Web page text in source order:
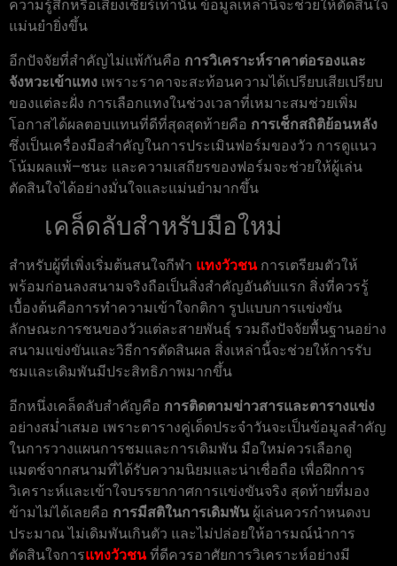
ความรู้สึกหรือเสียงเชียร์เท่านั้น ข้อมูลเหล่านี้จะช่วยให้ตัดสินใจ
แม่นยำยิ่งขึ้น
อีกปัจจัยที่สำคัญไม่แพ้กันคือ การวิเคราะห์ราคาต่อรองและ
จังหวะเข้าแทง เพราะราคาจะสะท้อนความได้เปรียบเสียเปรียบ
ของแต่ละฝั่ง การเลือกแทงในช่วงเวลาที่เหมาะสมช่วยเพิ่ม
โอกาสได้ผลตอบแทนที่ดีที่สุดสุดท้ายคือ การเช็กสถิติย้อนหลัง
ซึ่งเป็นเครื่องมือสำคัญในการประเมินฟอร์มของวัว การดูแนว
โน้มผลแพ้–ชนะ และความเสถียรของฟอร์มจะช่วยให้ผู้เล่น
ตัดสินใจได้อย่างมั่นใจและแม่นยำมากขึ้น
เคล็ดลับสำหรับมือใหม่
สำหรับผู้ที่เพิ่งเริ่มต้นสนใจกีฬา แทงวัวชนการเตรียมตัวให้
พร้อมก่อนลงสนามจริงถือเป็นสิ่งสำคัญอันดับแรก สิ่งที่ควรรู้
เบื้องต้นคือการทำความเข้าใจกติกา รูปแบบการแข่งขัน
ลักษณะการชนของวัวแต่ละสายพันธุ์ รวมถึงปัจจัยพื้นฐานอย่าง
สนามแข่งขันและวิธีการตัดสินผล สิ่งเหล่านี้จะช่วยให้การรับ
ชมและเดิมพันมีประสิทธิภาพมากขึ้น
อีกหนึ่งเคล็ดลับสำคัญคือ การติดตามข่าวสารและตารางแข่ง
อย่างสม่ำเสมอ เพราะตารางคู่เด็ดประจำวันจะเป็นข้อมูลสำคัญ
ในการวางแผนการชมและการเดิมพัน มือใหม่ควรเลือกดู
แมตช์จากสนามที่ได้รับความนิยมและน่าเชื่อถือ เพื่อฝึกการ
วิเคราะห์และเข้าใจบรรยากาศการแข่งขันจริง สุดท้ายที่มอง
ข้ามไม่ได้เลยคือ การมีสติในการเดิมพัน ผู้เล่นควรกำหนดงบ
ประมาณ ไม่เดิมพันเกินตัว และไม่ปล่อยให้อารมณ์นำการ
ตัดสินใจการแทงวัวชนที่ดีควรอาศัยการวิเคราะห์อย่างมี